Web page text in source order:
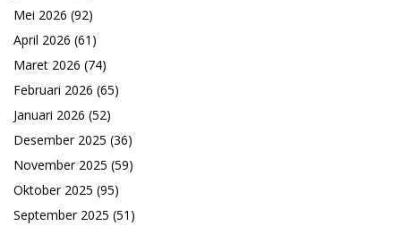
Mei 2026 (92)
April 2026 (61)
Maret 2026 (74)
Februari 2026 (65)
Januari 2026 (52)
Desember 2025 (36)
November 2025 (59)
Oktober 2025 (95)
September 2025 (51)